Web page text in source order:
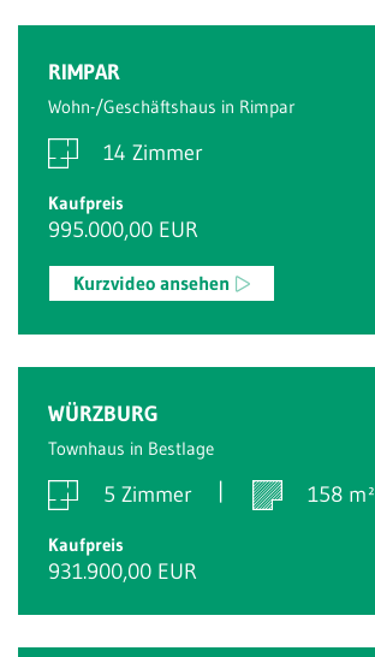
RIMPAR
Wohn-/Geschäftshaus in Rimpar
14 Zimmer
Kaufpreis
995.000,00 EUR
Kurzvideo ansehen
WÜRZBURG
Townhaus in Bestlage
5 Zimmer 158 m²
Kaufpreis
931.900,00 EUR